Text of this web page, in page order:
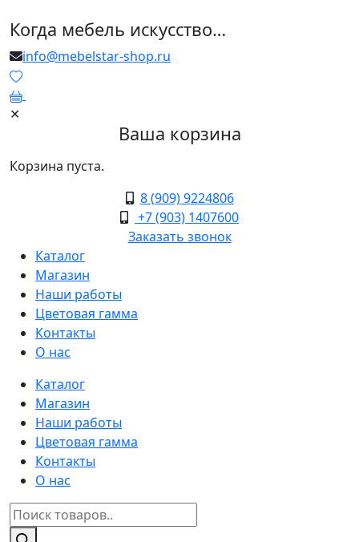
Когда мебель искусство…
info@mebelstar-shop.ru
✕
Ваша корзина
Корзина пуста.
8 (909) 9224806
+7 (903) 1407600
Заказать звонок
Каталог
Магазин
Наши работы
Цветовая гамма
Контакты
О нас
Каталог
Магазин
Наши работы
Цветовая гамма
Контакты
О нас
Поиск
товаров